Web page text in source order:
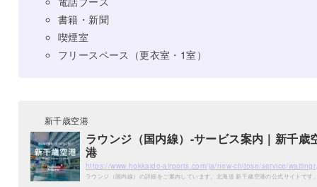
書籍・新聞
喫煙室
フリースペース（更衣室・1室）
新千歳空港
ラウンジ（国内線）-サービス案内｜新千歳
港
https://
ラウンジ（国内線）の詳細をご案内しています。北海道 新千歳空港の公式サイトです